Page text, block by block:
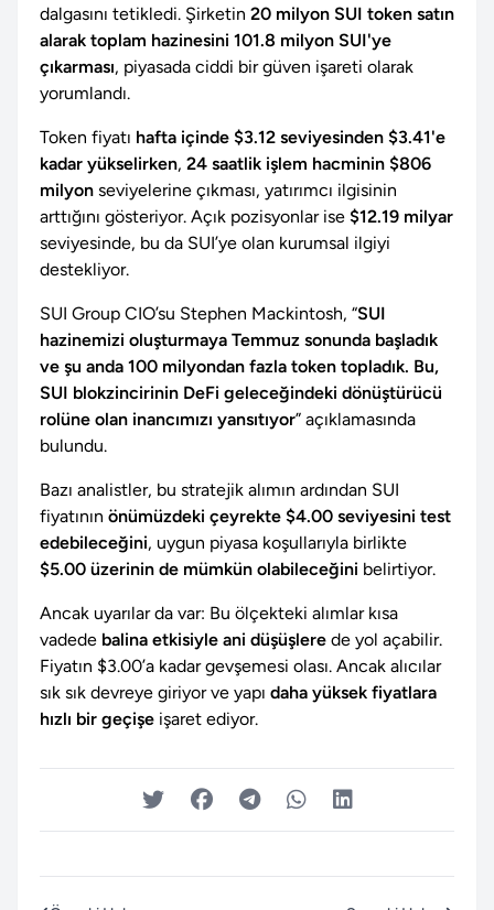
dalgasını tetikledi. Şirketin 20 milyon SUI token satın
alarak toplam hazinesini 101.8 milyon SUI'ye
çıkarması, piyasada ciddi bir güven işareti olarak
yorumlandı.
Token fiyatı hafta içinde $3.12 seviyesinden $3.41'e
kadar yükselirken, 24 saatlik işlem hacminin $806
milyon seviyelerine çıkması, yatırımcı ilgisinin
arttığını gösteriyor. Açık pozisyonlar ise $12.19 milyar
seviyesinde, bu da SUI’ye olan kurumsal ilgiyi
destekliyor.
SUI Group CIO’su Stephen Mackintosh, “SUI
hazinemizi oluşturmaya Temmuz sonunda başladık
ve şu anda 100 milyondan fazla token topladık. Bu,
SUI blokzincirinin DeFi geleceğindeki dönüştürücü
rolüne olan inancımızı yansıtıyor” açıklamasında
bulundu.
Bazı analistler, bu stratejik alımın ardından SUI
fiyatının önümüzdeki çeyrekte $4.00 seviyesini test
edebileceğini, uygun piyasa koşullarıyla birlikte
$5.00 üzerinin de mümkün olabileceğini belirtiyor.
Ancak uyarılar da var: Bu ölçekteki alımlar kısa
vadede balina etkisiyle ani düşüşlere de yol açabilir.
Fiyatın $3.00’a kadar gevşemesi olası. Ancak alıcılar
sık sık devreye giriyor ve yapı daha yüksek fiyatlara
hızlı bir geçişe işaret ediyor.